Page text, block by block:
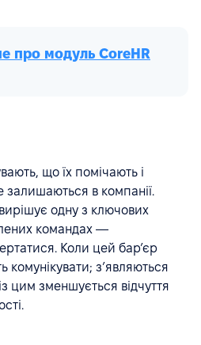
про модуль СoreHR
що їх помічають і
залишаються в компанії.
вирішує одну з ключових
командах —
Коли цей бар’єр
з’являються
цим зменшується відчуття